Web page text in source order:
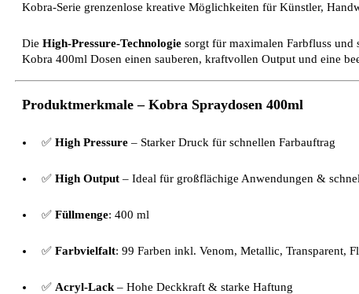
Kobra-Serie grenzenlose kreative Möglichkeiten für Künstler,
Die High-Pressure-Technologie sorgt für maximalen Farbfluss und
Kobra 400ml Dosen einen sauberen, kraftvollen Output und eine
Produktmerkmale – Kobra Spraydosen 400ml
✅ High Pressure – Starker Druck für schnellen Farbauftrag
✅ High Output – Ideal für großflächige Anwendungen &
✅ Füllmenge: 400 ml
✅ Farbvielfalt: 99 Farben inkl. Venom, Metallic, Transparent,
✅ Acryl-Lack – Hohe Deckkraft & starke Haftung